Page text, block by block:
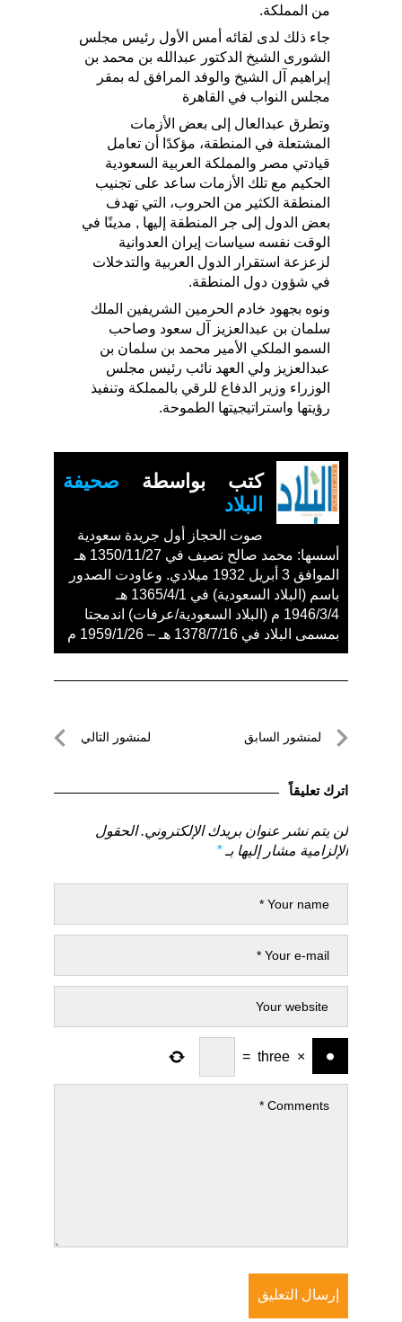
من المملكة.
جاء ذلك لدى لقائه أمس الأول رئيس مجلس
الشورى الشيخ الدكتور عبدالله بن محمد بن
إبراهيم آل الشيخ والوفد المرافق له بمقر
مجلس النواب في القاهرة
وتطرق عبدالعال إلى بعض الأزمات
المشتعلة في المنطقة، مؤكدًا أن تعامل
قيادتي مصر والمملكة العربية السعودية
الحكيم مع تلك الأزمات ساعد على تجنيب
المنطقة الكثير من الحروب، التي تهدف
بعض الدول إلى جر المنطقة إليها , مدينًا في
الوقت نفسه سياسات إيران العدوانية
لزعزعة استقرار الدول العربية والتدخلات
في شؤون دول المنطقة.
ونوه بجهود خادم الحرمين الشريفين الملك
سلمان بن عبدالعزيز آل سعود وصاحب
السمو الملكي الأمير محمد بن سلمان بن
عبدالعزيز ولي العهد نائب رئيس مجلس
الوزراء وزير الدفاع للرقي بالمملكة وتنفيذ
رؤيتها واستراتيجيتها الطموحة.
كتب بواسطة صحيفة
البلاد
صوت الحجاز أول جريدة سعودية
أسسها: محمد صالح نصيف في 1350/11/27 هـ
الموافق 3 أبريل 1932 ميلادي. وعاودت الصدور
باسم (البلاد السعودية) في 1365/4/1 هـ
1946/3/4 م (البلاد السعودية/عرفات) اندمجتا
بمسمى البلاد في 1378/7/16 هـ – 1959/1/26 م
تصفّحلمنشور السابق
السابق
لمنشور التالي
اترك تعليقاً
لن يتم نشر عنوان بريدك الإلكتروني. الحقول
الإلزامية مشار إليها بـ*
×
three
=